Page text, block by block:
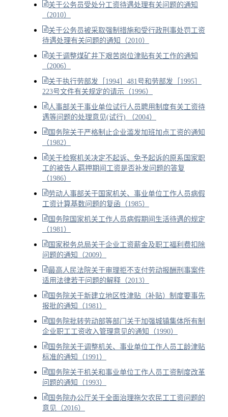
关于公务员受处分工资待遇处理有关问题的通知
（2010）
关于公务员被采取强制措施和受行政刑事处罚工资
待遇处理有关问题的通知（2010）
关于调整煤矿井下艰苦岗位津贴有关工作的通知
（2006）
关于执行劳部发［1994］481号和劳部发［1995］
223号文件有关规定的请示（1996）
人事部关于事业单位试行人员聘用制度有关工资待
遇等问题的处理意见(试行) （2004）
国务院关于严格制止企业滥发加班加点工资的通知
（1982）
关于检察机关决定不起诉、免予起诉的原系国家职
工的被告人羁押期间工资是否补发问题的答复
（1986）
劳动人事部关于国家机关、事业单位工作人员病假
工资计算基数问题的复函（1985）
国务院国家机关工作人员病假期间生活待遇的规定
（1981）
国家税务总局关于企业工资薪金及职工福利费扣除
问题的通知（2009）
最高人民法院关于审理拒不支付劳动报酬刑事案件
适用法律若干问题的解释（2013）
国务院关于新建立地区性津贴（补贴）制度要事先
报批的通知（1981）
国务院批转劳动部等部门关于加强城镇集体所有制
企业职工工资收入管理意见的通知（1990）
国务院关于调整机关、事业单位工作人员工龄津贴
标准的通知（1991）
国务院关于机关和事业单位工作人员工资制度改革
问题的通知（1993）
国务院办公厅关于全面治理拖欠农民工工资问题的
意见（2016）